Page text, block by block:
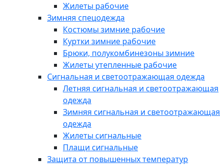
Жилеты рабочие
Зимняя спецодежда
Костюмы зимние рабочие
Куртки зимние рабочие
Брюки, полукомбинезоны зимние
Жилеты утепленные рабочие
Сигнальная и светоотражающая одежда
Летняя сигнальная и светоотражающая
одежда
Зимняя сигнальная и светоотражающая
одежда
Жилеты сигнальные
Плащи сигнальные
Защита от повышенных температур